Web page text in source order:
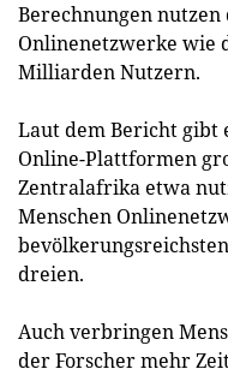
Berechnungen
Onlinenetzwerke wie
Milliarden Nutzern.
Laut dem Bericht gibt
Online-Plattformen
Zentralafrika etwa
Menschen
dreien.
Auch verbringen
der Forscher mehr